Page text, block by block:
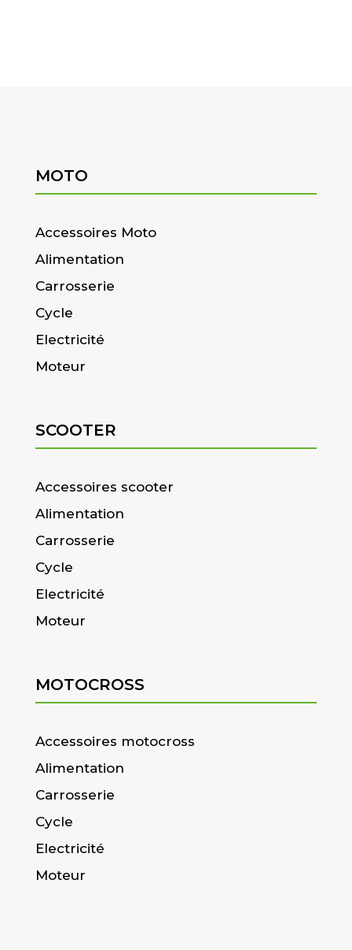
MOTO
Accessoires Moto
Alimentation
Carrosserie
Cycle
Electricité
Moteur
SCOOTER
Accessoires scooter
Alimentation
Carrosserie
Cycle
Electricité
Moteur
MOTOCROSS
Accessoires motocross
Alimentation
Carrosserie
Cycle
Electricité
Moteur